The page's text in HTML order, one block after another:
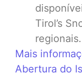
Tirol’s
regionais.
Mais
Abertura do